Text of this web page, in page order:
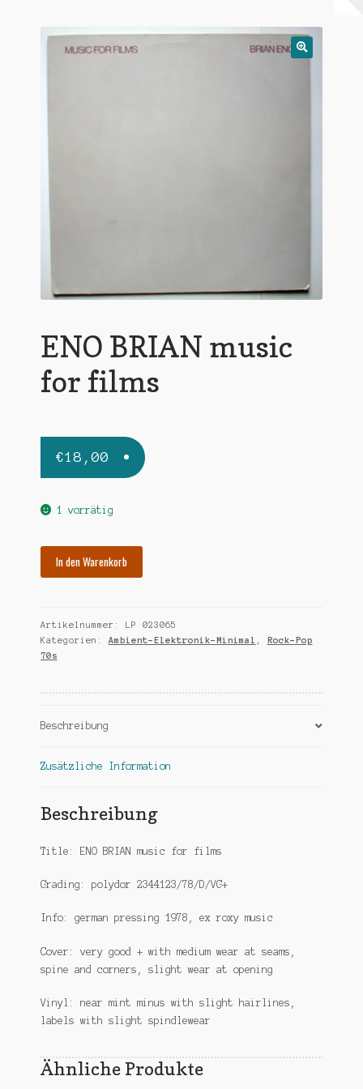
Warenkorb
ENO BRIAN music
for films
€18,00
1 vorrätig
films
Menge
In den Warenkorb
Artikelnummer: LP 023065
Kategorien: Ambient-Elektronik-Minimal , Rock-Pop
70s
Beschreibung
Zusätzliche Information
Beschreibung
Title: ENO BRIAN music for films
Grading: polydor 2344123/78/D/VG+
Info: german pressing 1978, ex roxy music
Cover: very good + with medium wear at seams,
spine and corners, slight wear at opening
Vinyl: near mint minus with slight hairlines,
labels with slight spindlewear
Ähnliche Produkte